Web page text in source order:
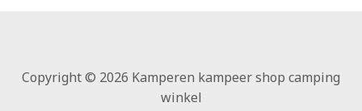
Copyright © 2026 Kamperen kampeer shop camping
winkel